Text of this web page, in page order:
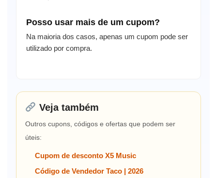
Posso usar mais de um cupom?
Na maioria dos casos, apenas um cupom pode ser
utilizado por compra.
Veja também
Outros cupons, códigos e ofertas que podem ser
úteis:
Cupom de desconto X5 Music
Código de Vendedor Taco | 2026